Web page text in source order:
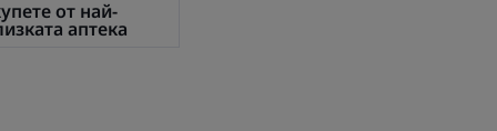
от най-
аптека